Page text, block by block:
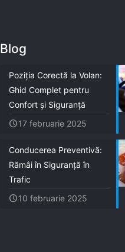
Blog
Poziția Corectă la Volan:
Ghid Complet pentru
Confort și Siguranță
17 februarie 2025
Conducerea Preventivă:
Rămâi în Siguranță în
Trafic
10 februarie 2025